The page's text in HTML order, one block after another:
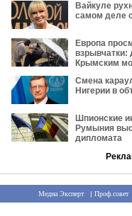
Вайкуле
самом деле
Европа
взрывчатки:
Крымским
Смена
Нигерии в
Шпионские
Румыния
дипломата
Медиа Эксперт| Проф.совет